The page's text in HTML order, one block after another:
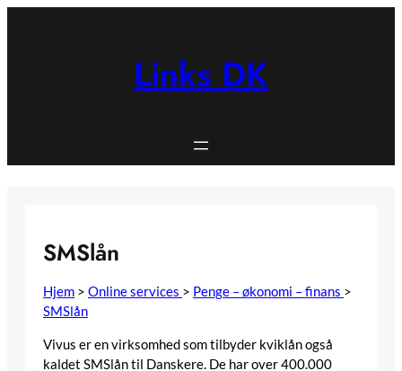
Links DK
SMSlån
Hjem > Online services > Penge – økonomi – finans >
SMSlån
Vivus er en virksomhed som tilbyder kviklån også
kaldet SMSlån til Danskere. De har over 400.000